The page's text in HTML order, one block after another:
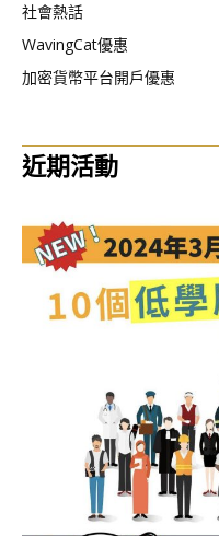
社會熱話
WavingCat優惠
加密貨幣平台開戶優惠
近期活動